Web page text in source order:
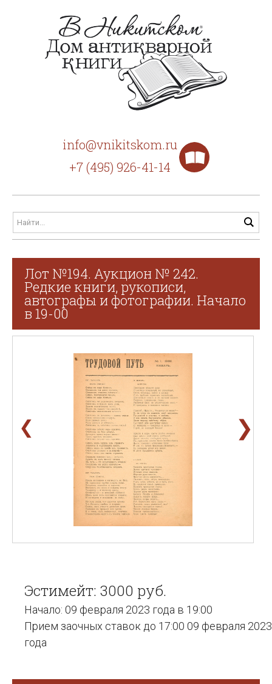
info@vnikitskom.ru
+7 (495) 926-41-14
Лот №194. Аукцион № 242.
Редкие книги, рукописи,
автографы и фотографии. Начало
в 19-00
❮ ❯
Эстимейт: 3000 руб.
Начало: 09 февраля 2023 года в 19:00
Прием заочных ставок до 17:00 09 февраля 2023
года